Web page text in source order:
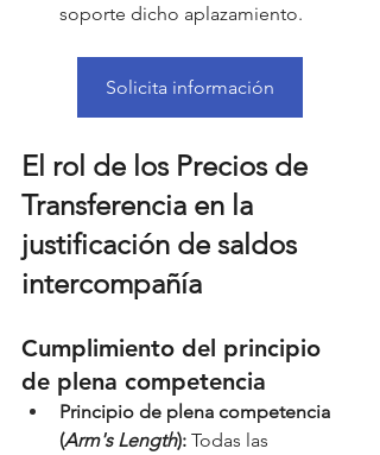
soporte dicho aplazamiento.
Solicita información
El rol de los Precios de
Transferencia en la
justificación de saldos
intercompañía
Cumplimiento del principio
de plena competencia
Principio de plena competencia
(Arm's Length): Todas las